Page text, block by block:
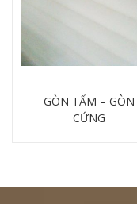
GÒN TẤM – GÒN
CỨNG